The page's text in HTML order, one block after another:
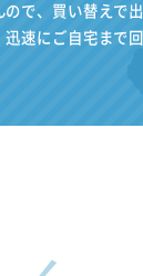
で、買い替えで
速にご自宅まで回